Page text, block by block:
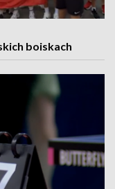
boiskach